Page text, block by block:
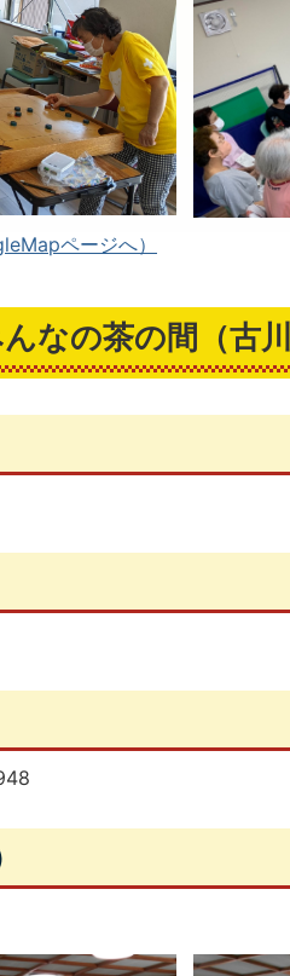
ページへ）
なの茶の間（古川